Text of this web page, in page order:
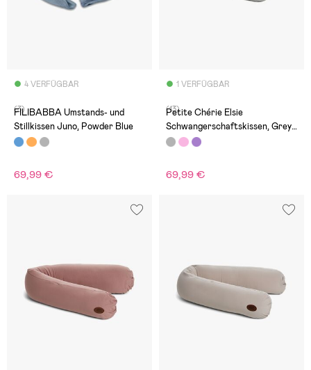
4 VERFÜGBAR
(3)
FILIBABBA Umstands- und
Stillkissen Juno, Powder Blue
69,99 €
1 VERFÜGBAR
(13)
Petite Chérie Elsie
Schwangerschaftskissen, Grey
Mélange
69,99 €